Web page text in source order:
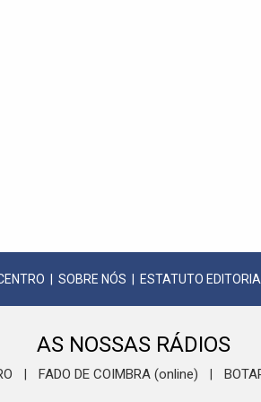
SOBRE NÓS ESTATUTO EDITORIAL
AS NOSSAS RÁDIOS
FADO DE COIMBRA (online)